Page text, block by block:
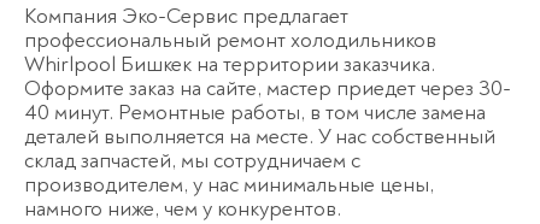
Компания Эко-Сервис предлагает
профессиональный ремонт холодильников
Whirlpool Бишкек на территории заказчика.
Оформите заказ на сайте, мастер приедет через 30-
40 минут. Ремонтные работы, в том числе замена
деталей выполняется на месте. У нас собственный
склад запчастей, мы сотрудничаем с
производителем, у нас минимальные цены,
намного ниже, чем у конкурентов.